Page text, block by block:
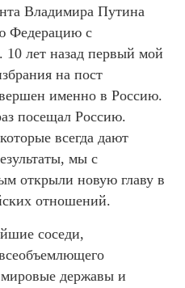
Владимира Путина
Федерацию с
10 лет назад первый мой
на пост
именно в Россию.
посещал Россию.
всегда дают
мы с
открыли новую главу в
отношений.
соседи,
державы и